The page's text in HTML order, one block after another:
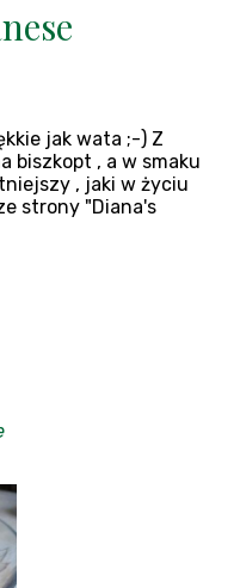
jak wata ;-) Z
biszkopt , a w smaku
, jaki w życiu
strony "Diana's